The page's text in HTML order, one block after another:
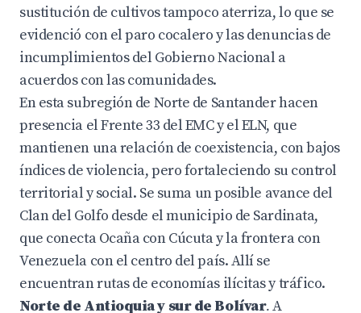
sustitución de cultivos tampoco aterriza, lo que se
evidenció con el paro cocalero y las denuncias de
incumplimientos del Gobierno Nacional a
acuerdos con las comunidades.
En esta subregión de Norte de Santander hacen
presencia el Frente 33 del EMC y el ELN, que
mantienen una relación de coexistencia, con bajos
índices de violencia, pero fortaleciendo su control
territorial y social. Se suma un posible avance del
Clan del Golfo desde el municipio de Sardinata,
que conecta Ocaña con Cúcuta y la frontera con
Venezuela con el centro del país. Allí se
encuentran rutas de economías ilícitas y tráfico.
Norte de Antioquia y sur de Bolívar.A